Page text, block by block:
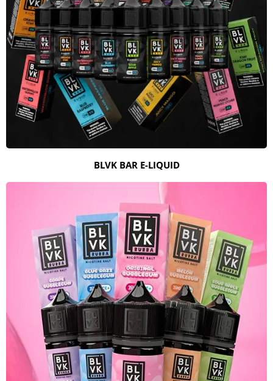
BLVK BAR E-LIQUID